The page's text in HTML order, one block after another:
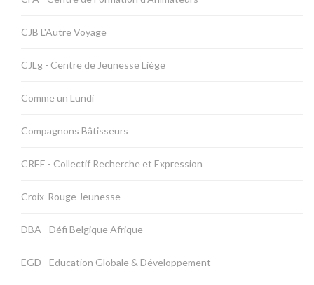
CJB L'Autre Voyage
CJLg - Centre de Jeunesse Liège
Comme un Lundi
Compagnons Bâtisseurs
CREE - Collectif Recherche et Expression
Croix-Rouge Jeunesse
DBA - Défi Belgique Afrique
EGD - Education Globale & Développement